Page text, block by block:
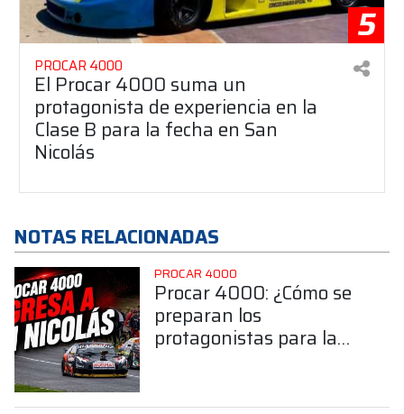
5
PROCAR 4000
El Procar 4000 suma un
protagonista de experiencia en la
Clase B para la fecha en San
Nicolás
NOTAS RELACIONADAS
PROCAR 4000
Procar 4000: ¿Cómo se
preparan los
protagonistas para la